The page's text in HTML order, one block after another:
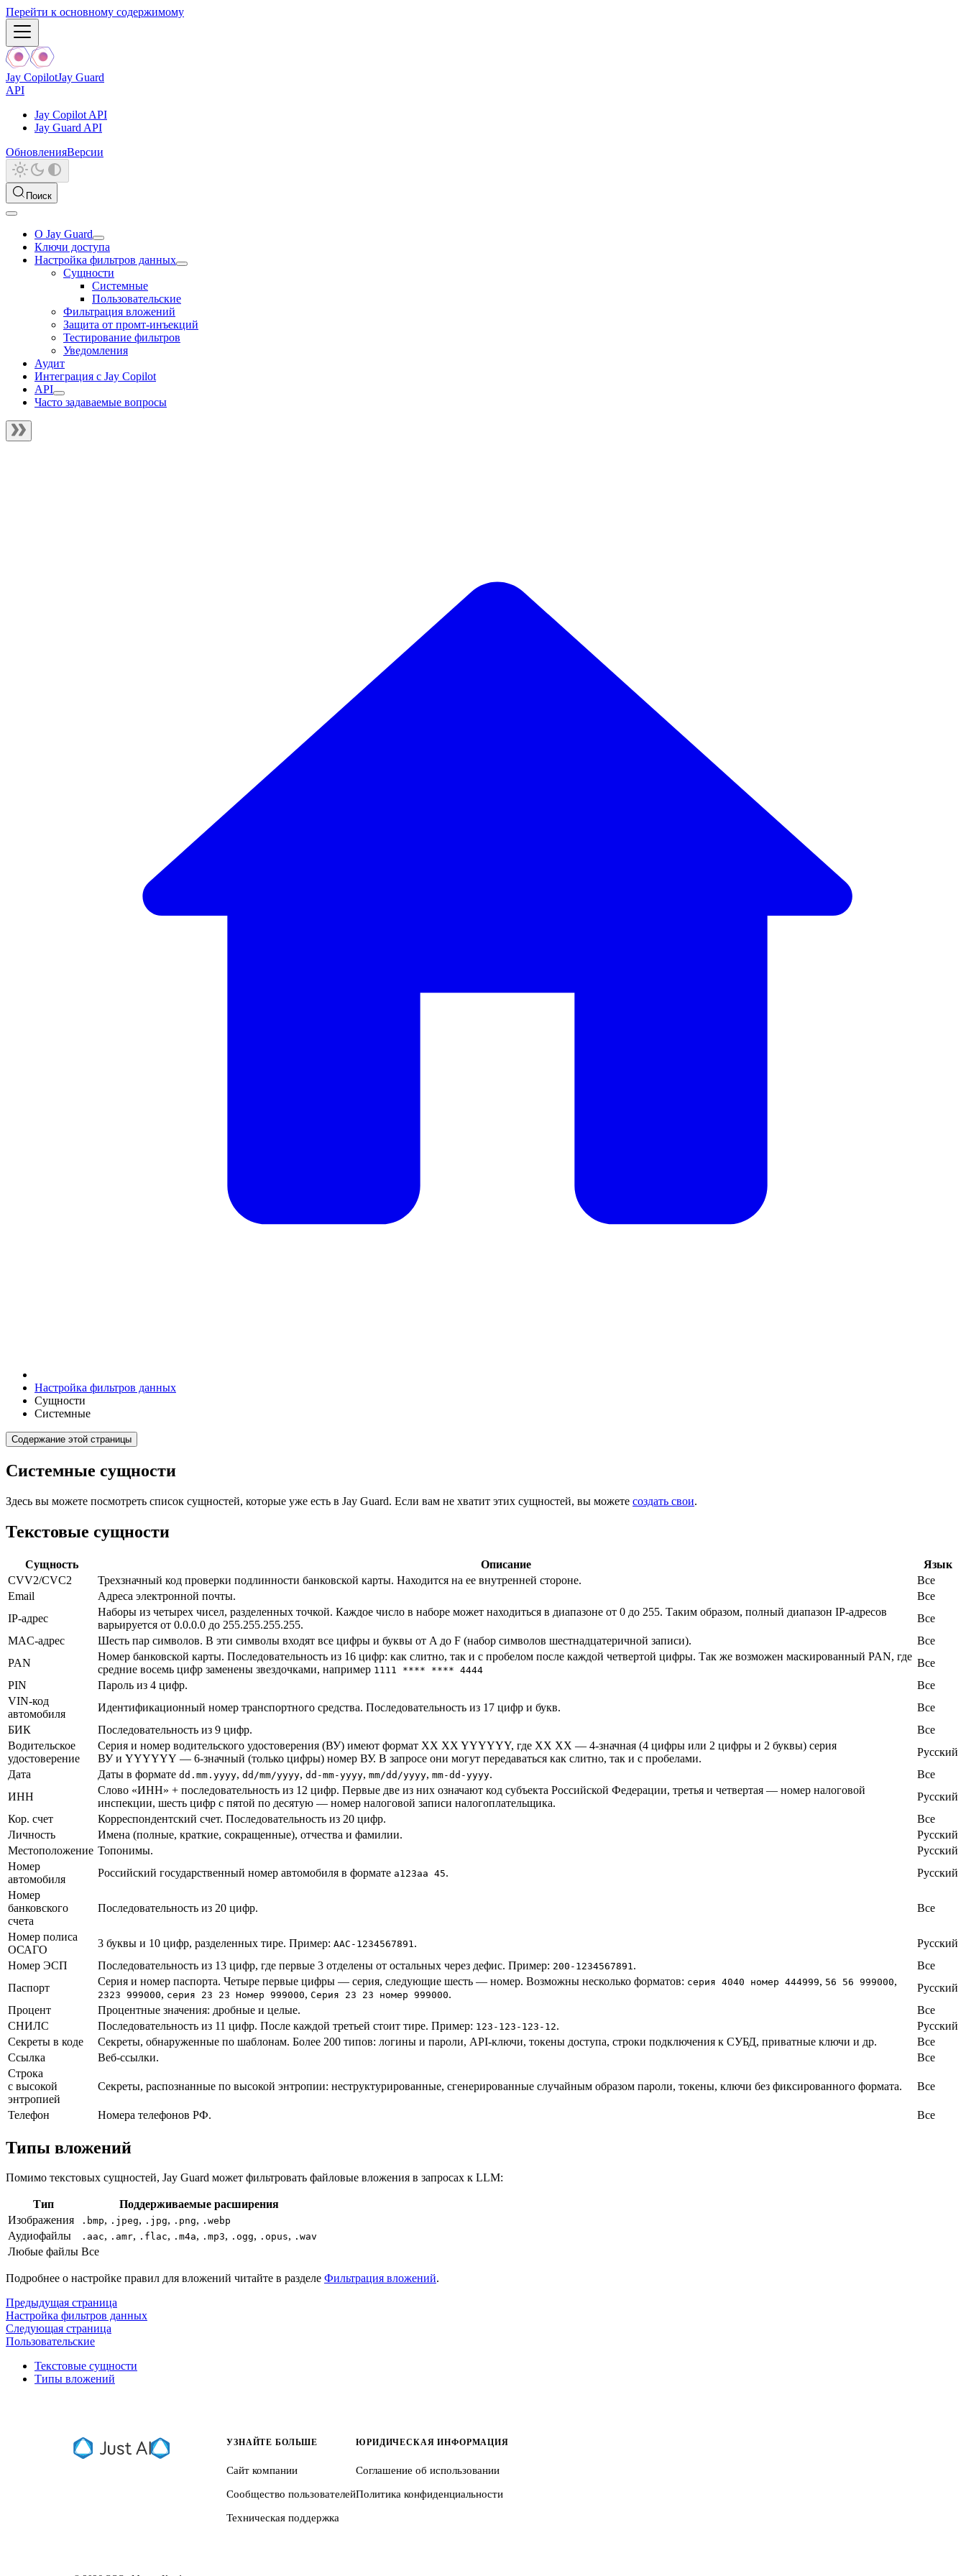
Перейти к основному содержимому
Jay CopilotJay Guard
API
Jay Copilot API
Jay Guard API
ОбновленияВерсии
Поиск
О Jay Guard
Ключи доступа
Настройка фильтров данных
Сущности
Системные
Пользовательские
Фильтрация вложений
Защита от промт-инъекций
Тестирование фильтров
Уведомления
Аудит
Интеграция с Jay Copilot
API
Часто задаваемые вопросы
Настройка фильтров данных
Сущности
Системные
Содержание этой страницы
Системные сущности
Здесь вы можете посмотреть список сущностей, которые уже есть в Jay Guard. Если вам не хватит этих сущностей, вы можете создать свои.
Текстовые сущности
Сущность Описание
Язык
CVV2/CVC2
Трехзначный код проверки подлинности банковской карты. Находится на ее внутренней стороне.
Все
Email
Адреса электронной почты.
Все
IP-адрес
Наборы из четырех чисел, разделенных точкой. Каждое число в наборе может находиться в диапазоне от 0 до 255. Таким образом, полный диапазон IP-адресов
варьируется от 0.0.0.0 до 255.255.255.255.
Все
MAC-адрес
Шесть пар символов. В эти символы входят все цифры и буквы от A до F (набор символов шестнадцатеричной записи).
Все
PAN
Номер банковской карты. Последовательность из 16 цифр: как слитно, так и с пробелом после каждой четвертой цифры. Так же возможен маскированный PAN, где
средние восемь цифр заменены звездочками, например 1111 **** **** 4444
Все
PIN
Пароль из 4 цифр.
Все
VIN-код
автомобиля
Идентификационный номер транспортного средства. Последовательность из 17 цифр и букв.
Все
БИК
Последовательность из 9 цифр.
Все
Водительское
удостоверение
Серия и номер водительского удостоверения (ВУ) имеют формат XX XX YYYYYY, где XX XX — 4-значная (4 цифры или 2 цифры и 2 буквы) серия
ВУ и YYYYYY — 6-значный (только цифры) номер ВУ. В запросе они могут передаваться как слитно, так и с пробелами.
Русский
Дата
Даты в формате dd.mm.yyyy, dd/mm/yyyy, dd-mm-yyyy, mm/dd/yyyy, mm-dd-yyyy.
Все
ИНН
Слово «ИНН» + последовательность из 12 цифр. Первые две из них означают код субъекта Российской Федерации, третья и четвертая — номер налоговой
инспекции, шесть цифр с пятой по десятую — номер налоговой записи налогоплательщика.
Русский
Кор. счет
Корреспондентский счет. Последовательность из 20 цифр.
Все
Личность
Имена (полные, краткие, сокращенные), отчества и фамилии.
Русский
Местоположение Топонимы.
Русский
Номер
автомобиля
Российский государственный номер автомобиля в формате а123аа 45.
Русский
Номер
банковского
счета
Последовательность из 20 цифр. Все
Номер полиса
ОСАГО
3 буквы и 10 цифр, разделенных тире. Пример: ААС-1234567891 .
Русский
Номер ЭСП
Последовательность из 13 цифр, где первые 3 отделены от остальных через дефис. Пример: 200-1234567891 .
Все
Паспорт
Серия и номер паспорта. Четыре первые цифры — серия, следующие шесть — номер. Возможны несколько форматов: серия 4040 номер 444999, 56 56 999000,
2323 999000, серия 23 23 Номер 999000, Серия 23 23 номер 999000.
Русский
Процент
Процентные значения: дробные и целые.
Все
СНИЛС
Последовательность из 11 цифр. После каждой третьей стоит тире. Пример: 123-123-123-12.
Русский
Секреты в коде
Секреты, обнаруженные по шаблонам. Более 200 типов: логины и пароли, API-ключи, токены доступа, строки подключения к СУБД, приватные ключи и др.
Все
Ссылка
Веб-ссылки.
Все
Строка
с высокой
энтропией
Секреты, распознанные по высокой энтропии: неструктурированные, сгенерированные случайным образом пароли, токены, ключи без фиксированного формата. Все
Телефон Номера телефонов РФ. Все
Типы вложений
Помимо текстовых сущностей, Jay Guard может фильтровать файловые вложения в запросах к LLM:
Тип
Поддерживаемые расширения
Изображения
.bmp, .jpeg, .jpg, .png, .webp
Аудиофайлы .aac, .amr, .flac, .m4a, .mp3, .ogg, .opus, .wav
Любые файлы Все
Подробнее о настройке правил для вложений читайте в разделе Фильтрация вложений.
Предыдущая страница
Настройка фильтров данных
Следующая страница
Пользовательские
Текстовые сущности
Типы вложений
УЗНАЙТЕ БОЛЬШЕ
Сайт компании
Сообщество пользователей
Техническая поддержка
ЮРИДИЧЕСКАЯ ИНФОРМАЦИЯ
Соглашение об использовании
Политика конфиденциальности